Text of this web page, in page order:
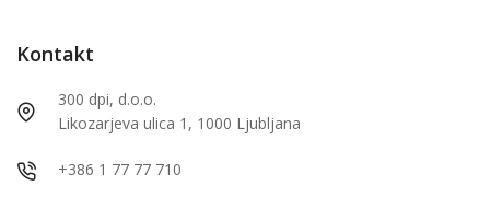
Kontakt
300 dpi, d.o.o.
Likozarjeva ulica 1, 1000 Ljubljana
+386 1 77 77 710